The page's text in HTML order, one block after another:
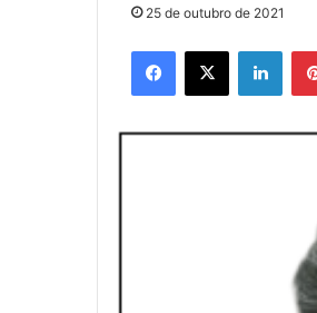
25 de outubro de 2021
Facebook
X